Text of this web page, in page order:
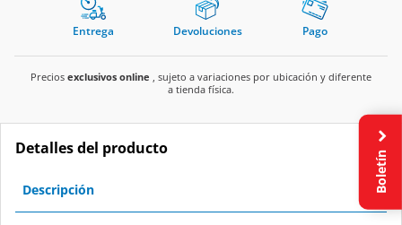
Entrega Devoluciones Pago
Precios exclusivos online , sujeto a variaciones por ubicación y diferente
a tienda física.
Detalles del producto
Descripción Boletín